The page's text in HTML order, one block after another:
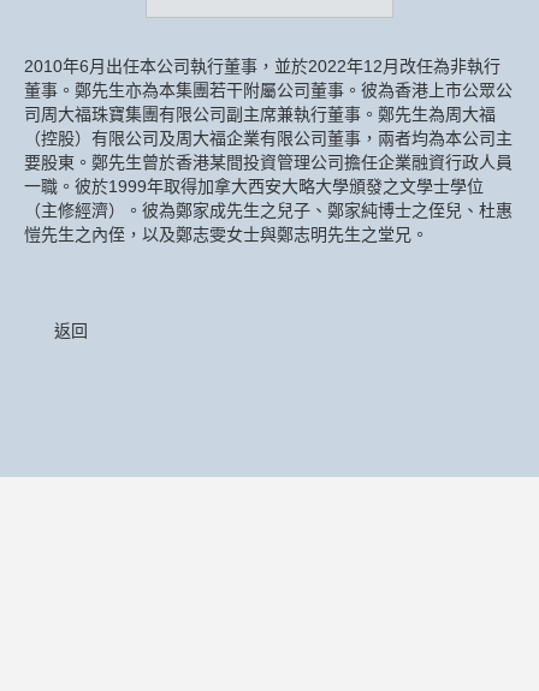
2010年6月出任本公司執行董事，並於2022年12月改任為非執行
董事。鄭先生亦為本集團若干附屬公司董事。彼為香港上市公眾公
司周大福珠寶集團有限公司副主席兼執行董事。鄭先生為周大福
（控股）有限公司及周大福企業有限公司董事，兩者均為本公司主
要股東。鄭先生曾於香港某間投資管理公司擔任企業融資行政人員
一職。彼於1999年取得加拿大西安大略大學頒發之文學士學位
（主修經濟）。彼為鄭家成先生之兒子、鄭家純博士之侄兒、杜惠
愷先生之內侄，以及鄭志雯女士與鄭志明先生之堂兄。
返回